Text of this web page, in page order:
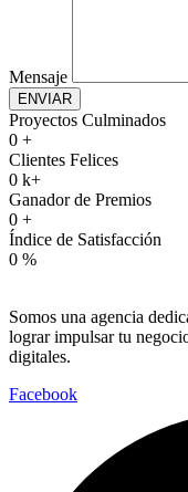
Mensaje
ENVIAR
Proyectos Culminados
0 +
Clientes Felices
0 k+
Ganador de Premios
0 +
Índice de Satisfacción
0 %
Somos una agencia
lograr impulsar tu
digitales.
Facebook